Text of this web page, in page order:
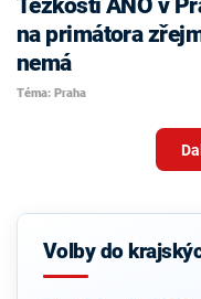
na primátora
nemá
Téma: Praha
Volby do